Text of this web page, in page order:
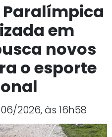
em
novos
o esporte
2026, às 16h58